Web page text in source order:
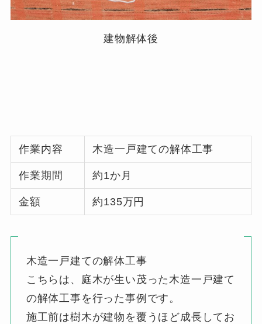
建物解体後
作業内容 木造一戸建ての解体工事
作業期間 約1か月
金額 約135万円
木造一戸建ての解体工事
こちらは、庭木が生い茂った木造一戸建て
の解体工事を行った事例です。
施工前は樹木が建物を覆うほど成長してお